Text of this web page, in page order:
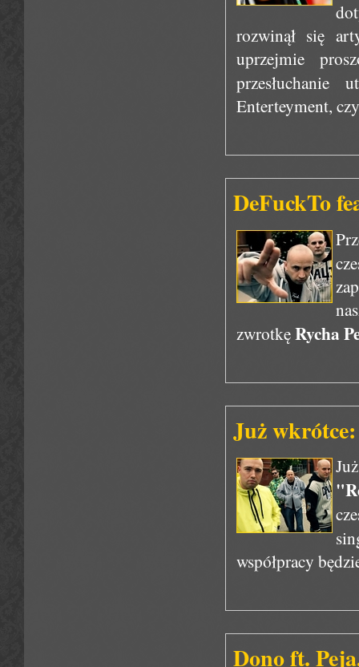
rozwinął się
uprzejmie
Enterteyment,
DeFuckTo
zwrotkęRycha
Już
współpracy
Dono ft.